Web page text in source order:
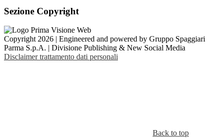
Sezione Copyright
Copyright 2026 | Engineered and powered by Gruppo Spaggiari
Parma S.p.A. | Divisione Publishing & New Social Media
Disclaimer trattamento dati personali
Back to top